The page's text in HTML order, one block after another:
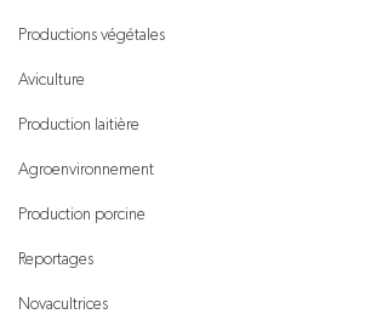
Productions végétales
Aviculture
Production laitière
Agroenvironnement
Production porcine
Reportages
Novacultrices